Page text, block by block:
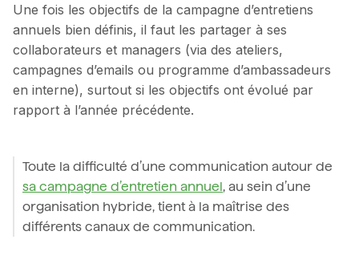
Une fois les objectifs de la campagne d’entretiens
annuels bien définis, il faut les partager à ses
collaborateurs et managers (via des ateliers,
campagnes d’emails ou programme d’ambassadeurs
en interne), surtout si les objectifs ont évolué par
rapport à l’année précédente.
Toute la difficulté d’une communication autour de
sa campagne d’entretien annuel, au sein d’une
organisation hybride, tient à la maîtrise des
différents canaux de communication.